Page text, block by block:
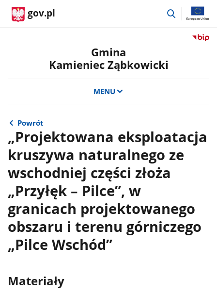
gov.pl
przejdź
Przejdź
Gmina
Kamieniec Ząbkowicki
MENU
Powrót
„Projektowana eksploatacja
kruszywa naturalnego ze
wschodniej części złoża
„Przyłęk – Pilce”, w
granicach projektowanego
obszaru i terenu górniczego
„Pilce Wschód”
Materiały